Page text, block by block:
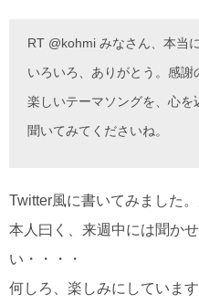
RT @kohmi みなさん、本当
いろいろ、ありがとう。感謝
楽しいテーマソングを、心を
聞いてみてくださいね。
Twitter風に書いてみました。
本人曰く、来週中には聞か
い・・・・
何しろ、楽しみにしています